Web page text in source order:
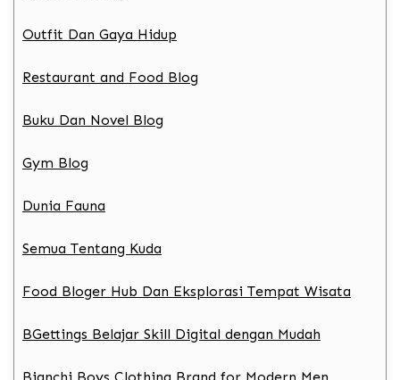
Outfit Dan Gaya Hidup
Restaurant and Food Blog
Buku Dan Novel Blog
Gym Blog
Dunia Fauna
Semua Tentang Kuda
Food Bloger Hub Dan Eksplorasi Tempat Wisata
BGettings Belajar Skill Digital dengan Mudah